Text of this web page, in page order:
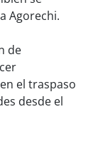
Agorechi.
de
el traspaso
desde el